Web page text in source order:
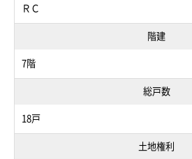
ＲＣ
階建
7階
総戸数
18戸
土地権利